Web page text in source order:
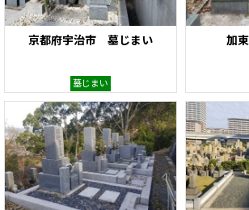
京都府宇治市 墓じまい
墓じまい
加